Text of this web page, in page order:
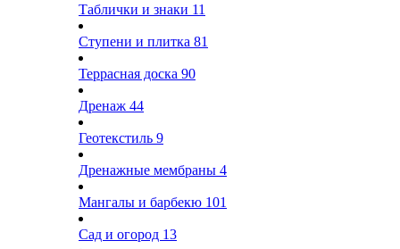
Таблички и знаки 11
Ступени и плитка 81
Террасная доска 90
Дренаж 44
Геотекстиль 9
Дренажные мембраны 4
Мангалы и барбекю 101
Сад и огород 13